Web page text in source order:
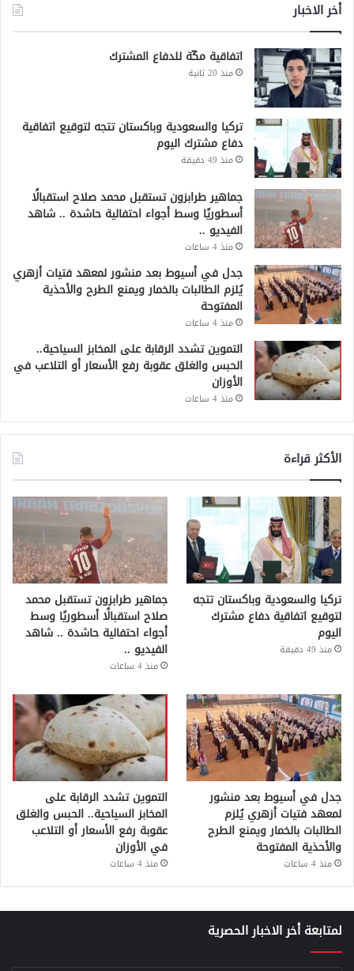
أخر الاخبار
اتفاقية مكّة للدفاع المشترك
منذ 20 ثانية
تركيا والسعودية وباكستان تتجه لتوقيع اتفاقية
دفاع مشترك اليوم
منذ 49 دقيقة
جماهير طرابزون تستقبل محمد صلاح استقبالًا
أسطوريًا وسط أجواء احتفالية حاشدة .. شاهد
الفيديو ..
منذ 4 ساعات
جدل في أسيوط بعد منشور لمعهد فتيات أزهري
يُلزم الطالبات بالخمار ويمنع الطرح والأحذية
المفتوحة
منذ 4 ساعات
التموين تشدد الرقابة على المخابز السياحية..
الحبس والغلق عقوبة رفع الأسعار أو التلاعب في
الأوزان
منذ 4 ساعات
الأكثر قراءة
تركيا والسعودية وباكستان تتجه
لتوقيع اتفاقية دفاع مشترك
اليوم
منذ 49 دقيقة
جماهير طرابزون تستقبل محمد
صلاح استقبالًا أسطوريًا وسط
أجواء احتفالية حاشدة .. شاهد
الفيديو ..
منذ 4 ساعات
جدل في أسيوط بعد منشور
لمعهد فتيات أزهري يُلزم
الطالبات بالخمار ويمنع الطرح
والأحذية المفتوحة
منذ 4 ساعات
التموين تشدد الرقابة على
المخابز السياحية.. الحبس والغلق
عقوبة رفع الأسعار أو التلاعب
في الأوزان
منذ 4 ساعات
لمتابعة أخر الاخبار الحصرية